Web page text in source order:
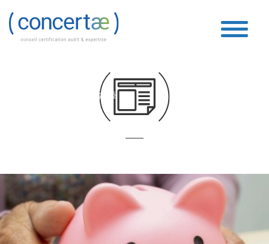
Boucle Vidéo
Page 36